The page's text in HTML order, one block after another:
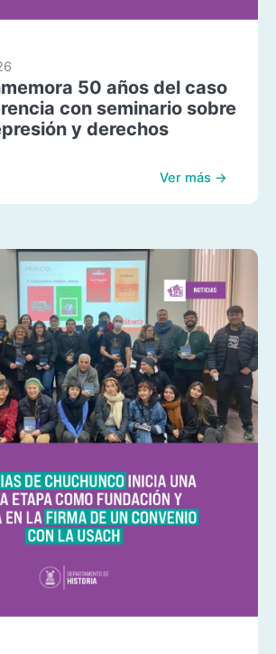
50 años del caso
con seminario sobre
y derechos
Ver más →